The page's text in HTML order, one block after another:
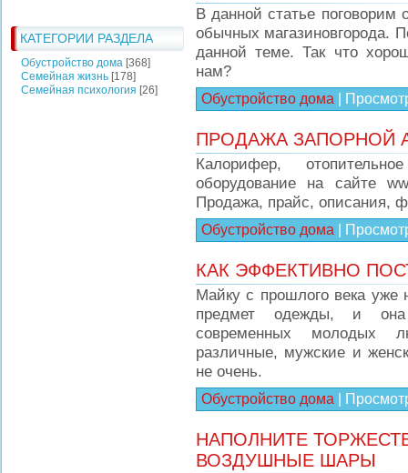
КАТЕГОРИИ РАЗДЕЛА
Обустройство дома [368]
Семейная жизнь [178]
Семейная психология [26]
В данной статье поговорим
обычных магазиновгорода.
данной теме. Так что
нам?
Обустройство дома
ПРОДАЖА ЗАПОРНОЙ
Калорифер,
оборудование на сайте
Продажа, прайс, описания,
Обустройство дома
КАК ЭФФЕКТИВНО
Майку с прошлого века уже
предмет одежды, и она
современных молодых
различные, мужские и
не очень.
Обустройство дома
НАПОЛНИТЕ
ВОЗДУШНЫЕ ШАРЫ